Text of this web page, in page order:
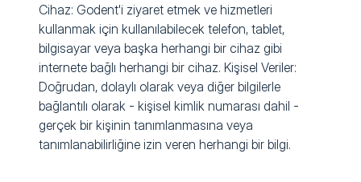
Cihaz: Godent'i ziyaret etmek ve hizmetleri
kullanmak için kullanılabilecek telefon, tablet,
bilgisayar veya başka herhangi bir cihaz gibi
internete bağlı herhangi bir cihaz. Kişisel Veriler:
Doğrudan, dolaylı olarak veya diğer bilgilerle
bağlantılı olarak - kişisel kimlik numarası dahil -
gerçek bir kişinin tanımlanmasına veya
tanımlanabilirliğine izin veren herhangi bir bilgi.